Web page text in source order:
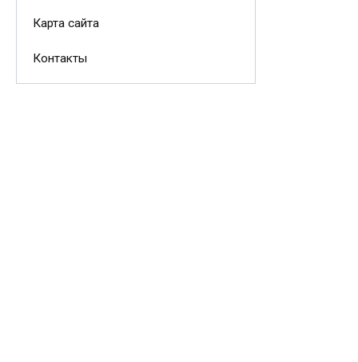
Карта сайта
Контакты